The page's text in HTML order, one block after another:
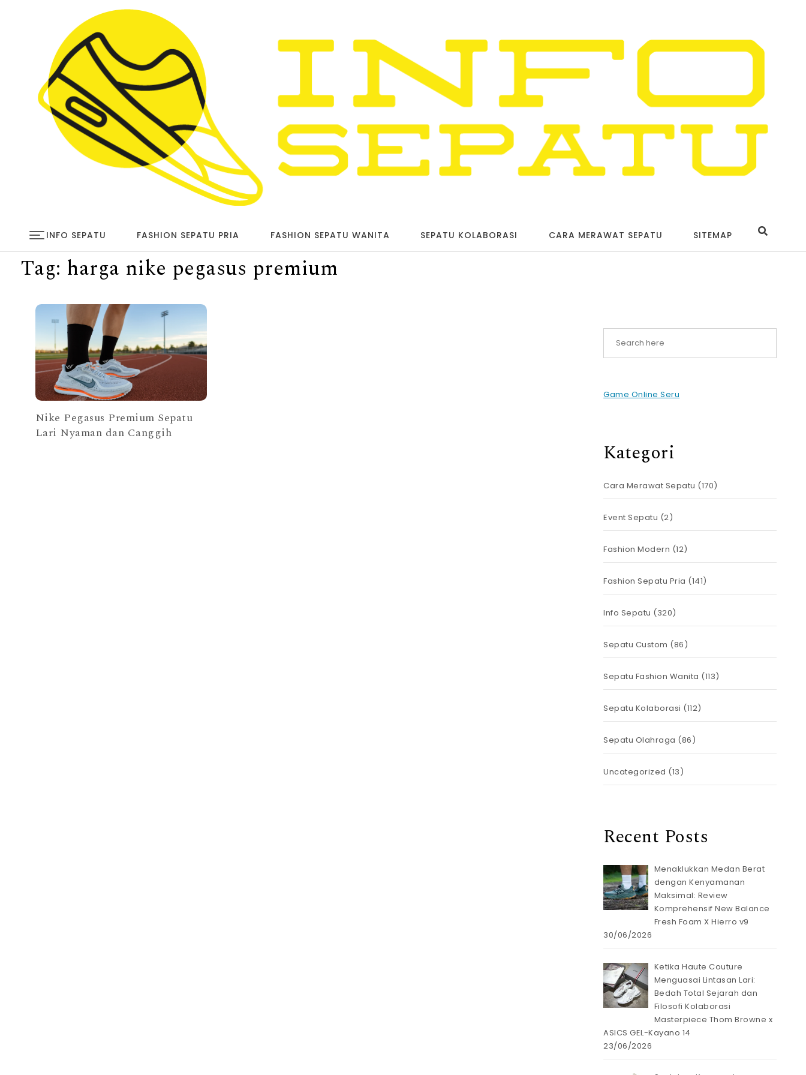
INFO SEPATU FASHION SEPATU PRIA FASHION SEPATU WANITA SEPATU KOLABORASI CARA MERAWAT SEPATU SITEMAP
Tag: harga nike pegasus premium
Nike Pegasus Premium Sepatu
Lari Nyaman dan Canggih
Game Online Seru
Kategori
Cara Merawat Sepatu (170)
Event Sepatu (2)
Fashion Modern (12)
Fashion Sepatu Pria (141)
Info Sepatu (320)
Sepatu Custom (86)
Sepatu Fashion Wanita (113)
Sepatu Kolaborasi (112)
Sepatu Olahraga (86)
Uncategorized (13)
Recent Posts
Menaklukkan Medan Berat
dengan Kenyamanan
Maksimal: Review
Komprehensif New Balance
Fresh Foam X Hierro v9
30/06/2026
Ketika Haute Couture
Menguasai Lintasan Lari:
Bedah Total Sejarah dan
Filosofi Kolaborasi
Masterpiece Thom Browne x
ASICS GEL-Kayano 14
23/06/2026